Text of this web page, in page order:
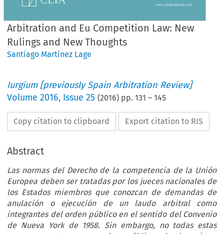
Arbitration and Eu Competition Law: New
Rulings and New Thoughts
Santiago Martínez Lage
Iurgium [previously Spain Arbitration Review]
Volume2016, Issue 25 (2016) pp.131 –145
Copy citation to clipboard Export citation to RIS
Abstract
Las normas del Derecho de la competencia de la Unión
Europea deben ser tratadas por los jueces nacionales de
los Estados miembros que conozcan de demandas de
anulación o ejecución de un laudo arbitral como
integrantes del orden público en el sentido del Convenio
de Nueva York de 1958. Sin embargo, no todas estas